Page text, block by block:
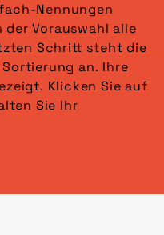
Nennungen
Vorauswahl alle
Schritt steht die
an. Ihre
Klicken Sie auf
Sie Ihr